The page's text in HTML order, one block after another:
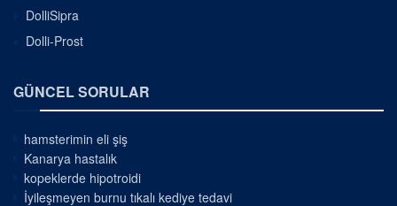
DolliSipra
Dolli-Prost
GÜNCEL SORULAR
hamsterimin eli şiş
Kanarya hastalık
kopeklerde hipotroidi
İyileşmeyen burnu tıkalı kediye tedavi